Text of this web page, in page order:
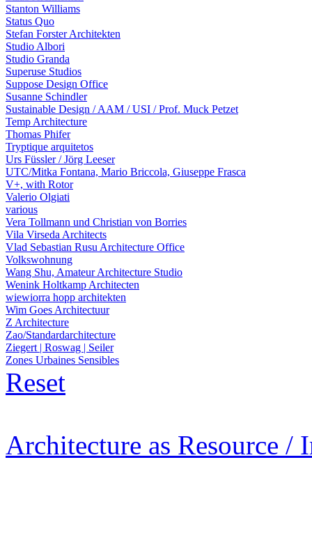
Stanton Williams
Status Quo
Stefan Forster Architekten
Studio Albori
Studio Granda
Superuse Studios
Suppose Design Office
Susanne Schindler
Sustainable Design / AAM / USI / Prof. Muck Petzet
Temp Architecture
Thomas Phifer
Tryptique arquitetos
Urs Füssler / Jörg Leeser
UTC/Mitka Fontana, Mario Briccola, Giuseppe Frasca
V+, with Rotor
Valerio Olgiati
various
Vera Tollmann und Christian von Borries
Vila Virseda Architects
Vlad Sebastian Rusu Architecture Office
Volkswohnung
Wang Shu, Amateur Architecture Studio
Wenink Holtkamp Architecten
wiewiorra hopp architekten
Wim Goes Architectuur
Z Architecture
Zao/Standardarchitecture
Ziegert | Roswag | Seiler
Zones Urbaines Sensibles
Reset
Architecture as Resource /